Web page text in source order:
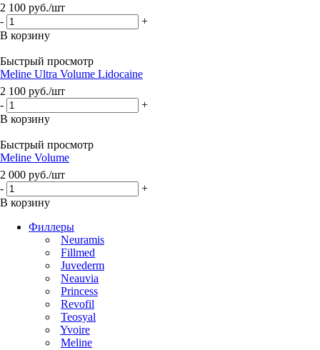
2 100 руб./шт
-
+
В корзину
Быстрый просмотр
Meline Ultra Volume Lidocaine
2 100 руб./шт
-
+
В корзину
Быстрый просмотр
Meline Volume
2 000 руб./шт
-
+
В корзину
Филлеры
Neuramis
Fillmed
Juvederm
Neauvia
Princess
Revofil
Teosyal
Yvoire
Meline